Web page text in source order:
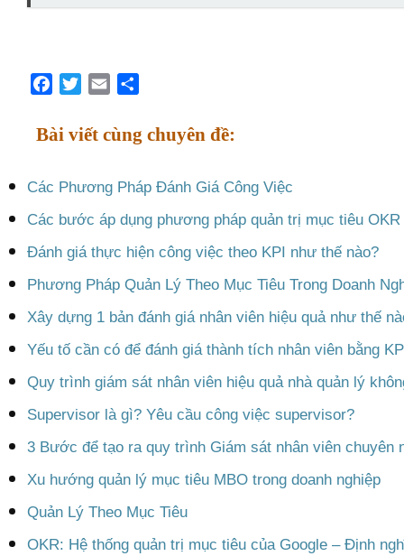
Facebook
TwitterEmail
Bài viết cùng chuyên đề:
Các Phương Pháp Đánh Giá Công Việc
Các bước áp dụng phương pháp quản trị mục tiêu OKR
Đánh giá thực hiện công việc theo KPI như thế nào?
Phương Pháp Quản Lý Theo Mục Tiêu Trong Doanh
Xây dựng 1 bản đánh giá nhân viên hiệu quả như thế
Yếu tố cần có để đánh giá thành tích nhân viên bằng
Quy trình giám sát nhân viên hiệu quả nhà quản lý
Supervisor là gì? Yêu cầu công việc supervisor?
3 Bước để tạo ra quy trình Giám sát nhân viên chuyên
Xu hướng quản lý mục tiêu MBO trong doanh nghiệp
Quản Lý Theo Mục Tiêu
OKR: Hệ thống quản trị mục tiêu của Google – Định